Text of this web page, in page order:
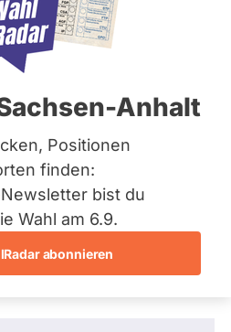
Anhalt
Positionen
finden:
bist du
Wahl am 6.9.
abonnieren
aktuelles und kein
keine
, Bundes- oder
nicht erfasst.
diese Person